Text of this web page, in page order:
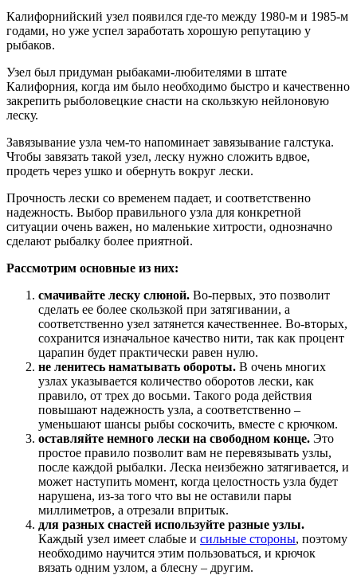
Калифорнийский узел появился где-то между 1980-м и 1985-м
годами, но уже успел заработать хорошую репутацию у
рыбаков.
Узел был придуман рыбаками-любителями в штате
Калифорния, когда им было необходимо быстро и качественно
закрепить рыболовецкие снасти на скользкую нейлоновую
леску.
Завязывание узла чем-то напоминает завязывание галстука.
Чтобы завязать такой узел, леску нужно сложить вдвое,
продеть через ушко и обернуть вокруг лески.
Прочность лески со временем падает, и соответственно
надежность. Выбор правильного узла для конкретной
ситуации очень важен, но маленькие хитрости, однозначно
сделают рыбалку более приятной.
Рассмотрим основные из них:
смачивайте леску слюной. Во-первых, это позволит
сделать ее более скользкой при затягивании, а
соответственно узел затянется качественнее. Во-вторых,
сохранится изначальное качество нити, так как процент
царапин будет практически равен нулю.
не ленитесь наматывать обороты. В очень многих
узлах указывается количество оборотов лески, как
правило, от трех до восьми. Такого рода действия
повышают надежность узла, а соответственно –
уменьшают шансы рыбы соскочить, вместе с крючком.
оставляйте немного лески на свободном конце. Это
простое правило позволит вам не перевязывать узлы,
после каждой рыбалки. Леска неизбежно затягивается, и
может наступить момент, когда целостность узла будет
нарушена, из-за того что вы не оставили пары
миллиметров, а отрезали впритык.
для разных снастей используйте разные узлы.
Каждый узел имеет слабые и сильные стороны, поэтому
необходимо научится этим пользоваться, и крючок
вязать одним узлом, а блесну – другим.